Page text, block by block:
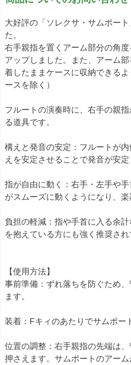
大好評の「ソレクサ・サムポー
た。
右手親指を置くアーム部分の角
アップしました。また、アーム
着したままケースに収納できる
ースを除く）
フルートの演奏時に、右手の親
る道具です。
構えと発音の安定：フルートが
えを安定させることで発音が安定
指が自由に動く：右手・左手や
がスムーズに動くようになり、楽
負担の軽減：指や手首に入る余
を抱えている方にも強く推奨され
【使用方法】
事前準備：ずれ落ちを防ぐため
ます。
装着：Fキィのあたりでサムポー
位置の調整：右手親指の先端は
押さえます。サムポートのアー